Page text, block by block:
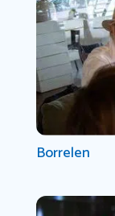
Borrelen